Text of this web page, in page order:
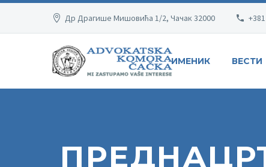
Др Драгише Мишовића 1/2, Чачак 32000
ИМЕНИК ВЕСТИ